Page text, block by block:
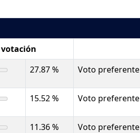
votación
27.87 % Voto preferente
15.52 % Voto preferente
11.36 % Voto preferente